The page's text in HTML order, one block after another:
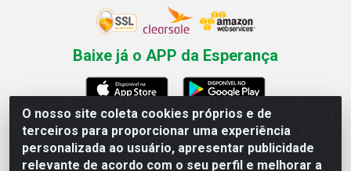
O nosso site coleta cookies próprios e de
terceiros para proporcionar uma experiência
personalizada ao usuário, apresentar publicidade
relevante de acordo com o seu perfil e melhorar a
Baixe já o APP da Esperança
Esperança Nordeste - Rua Professor Caldas Filho, 291 -
Estância - Recife / PE CEP: 50771-335 - CNPJ